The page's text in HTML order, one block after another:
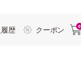
歴 クーポン 0